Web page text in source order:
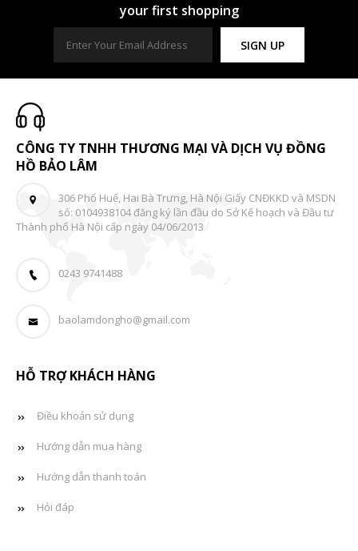
your first shopping
SIGN UP
CÔNG TY TNHH THƯƠNG MẠI VÀ DỊCH VỤ ĐỒNG
HỒ BẢO LÂM
306 Phố Huế, Hai Bà Trưng, Hà Nội Giấy CNĐKKD và MSDN
số: 0104938104 đăng ký lần đầu do Sở Kế hoạch và Đầu tư
Thành phố Hà Nội cấp ngày 04/06/2013
0243 9741488
baolamdongho@gmail.com
HỖ TRỢ KHÁCH HÀNG
Điều khoản sử dụng
Hướng dẫn mua hàng
Hướng dẫn thanh toán
Hỏi đáp